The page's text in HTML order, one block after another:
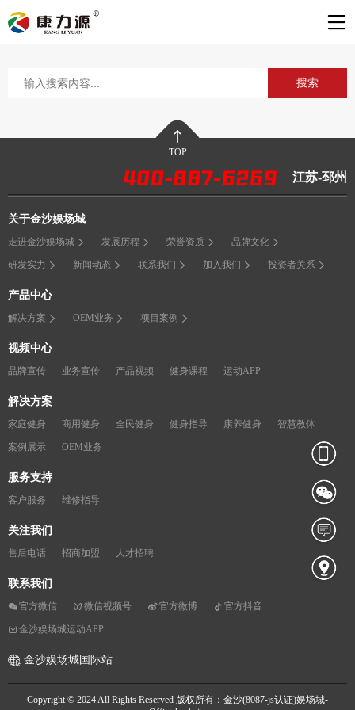
搜索
TOP
江苏-邳州
关于金沙娱场城
走进金沙娱场城 发展历程 荣誉资质 品牌文化
研发实力 新闻动态 联系我们 加入我们 投资者关系
产品中心
解决方案 OEM业务 项目案例
视频中心
品牌宣传 业务宣传 产品视频 健身课程 运动APP
解决方案
家庭健身 商用健身 全民健身 健身指导 康养健身 智慧教体
案例展示 OEM业务
服务支持
客户服务 维修指导
关注我们
售后电话 招商加盟 人才招聘
联系我们
官方微信 微信视频号 官方微博 官方抖音
金沙娱场城运动APP
金沙娱场城国际站
Copyright © 2024 All Rights Reserved 版权所有：金沙(8087-js认证)娱场城-